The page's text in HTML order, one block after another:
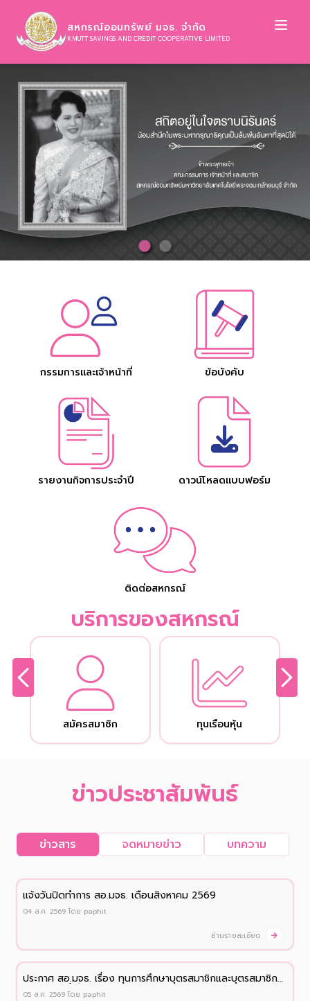
สหกรณ์ออมทรัพย์ มจธ. จำกัด
KMUTT SAVINGS AND CREDIT COOPERATIVE LIMITED
กรรมการและเจ้าหน้าที่ ข้อบังคับ
รายงานกิจการประจำปี ดาวน์โหลดแบบฟอร์ม
ติดต่อสหกรณ์
บริการของสหกรณ์
สมัครสมาชิก ทุนเรือนหุ้น
ข่าวประชาสัมพันธ์
ข่าวสาร จดหมายข่าว บทความ
เเจ้งวันปิดทำการ สอ.มจธ. เดือนสิงหาคม 2569
04 ส.ค. 2569 โดย paphit
อ่านรายละเอียด
ประกาศ สอ.มจธ. เรื่อง ทุนการศึกษาบุตรสมาชิกและบุตรสมาชิก
สมทบ ประจำปี 2569
05 ส.ค. 2569 โดย paphit